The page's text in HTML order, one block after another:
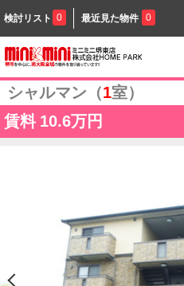
検討リスト 0 最近見た物件 0
シャルマン（1室）
賃料 10.6万円